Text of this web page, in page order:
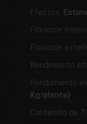
Efectos:
Floración
Floración
Rendimiento
Rendumiento
Kg/planta)
Contenido de